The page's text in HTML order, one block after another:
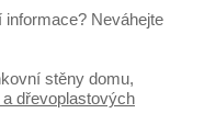
Neváhejte
stěny domu,
dřevoplastových